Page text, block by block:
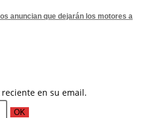
anuncian que dejarán los motores a
en su email.
OK